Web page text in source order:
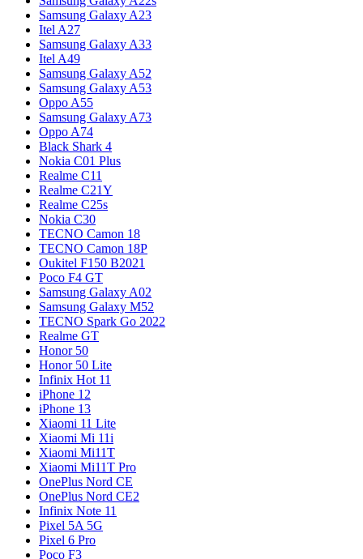
Samsung Galaxy A23
Itel A27
Samsung Galaxy A33
Itel A49
Samsung Galaxy A52
Samsung Galaxy A53
Oppo A55
Samsung Galaxy A73
Oppo A74
Black Shark 4
Nokia C01 Plus
Realme C11
Realme C21Y
Realme C25s
Nokia C30
TECNO Camon 18
TECNO Camon 18P
Oukitel F150 B2021
Poco F4 GT
Samsung Galaxy A02
Samsung Galaxy M52
TECNO Spark Go 2022
Realme GT
Honor 50
Honor 50 Lite
Infinix Hot 11
iPhone 12
iPhone 13
Xiaomi 11 Lite
Xiaomi Mi 11i
Xiaomi Mi11T
Xiaomi Mi11T Pro
OnePlus Nord CE
OnePlus Nord CE2
Infinix Note 11
Pixel 5A 5G
Pixel 6 Pro
Poco F3